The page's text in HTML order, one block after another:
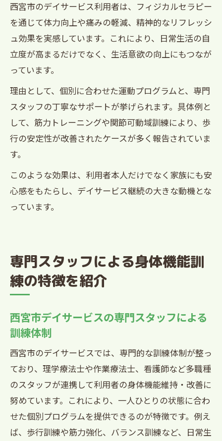
西宮市のデイサービス利用者は、フィジカルセラピー
を通じて体力向上や痛みの軽減、精神的なリフレッシ
ュ効果を実感しています。これにより、日常生活の自
立度が高まるだけでなく、生活意欲の向上にもつなが
っています。
理由として、個別に合わせた運動プログラムと、専門
スタッフの丁寧なサポートが挙げられます。具体例と
して、筋力トレーニングや関節可動域訓練により、歩
行の安定性が改善されたケースが多く報告されていま
す。
このような効果は、利用者本人だけでなく家族にも安
心感をもたらし、デイサービス継続の大きな動機とな
っています。
専門スタッフによる身体機能訓
練の特徴を紹介
西宮市デイサービスの専門スタッフによる
訓練体制
西宮市のデイサービスでは、専門的な訓練体制が整っ
ており、理学療法士や作業療法士、看護師など多職種
のスタッフが連携して利用者の身体機能維持・改善に
努めています。これにより、一人ひとりの状態に合わ
せた個別プログラムを提供できるのが特徴です。例え
ば、歩行訓練や筋力強化、バランス訓練など、日常生